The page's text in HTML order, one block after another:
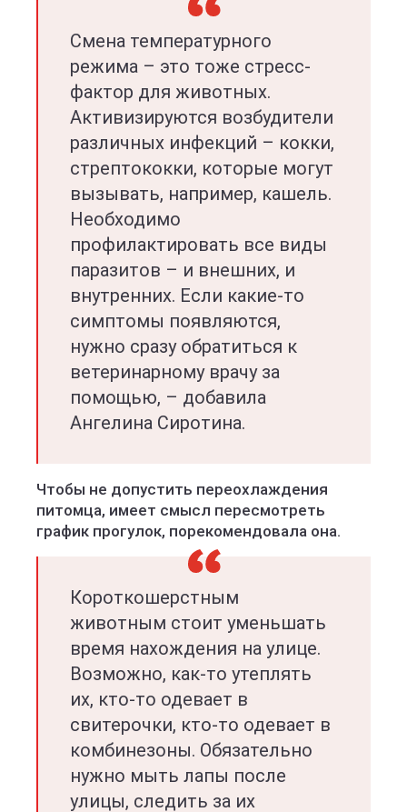
Смена температурного
режима – это тоже стресс-
фактор для животных.
Активизируются возбудители
различных инфекций – кокки,
стрептококки, которые могут
вызывать, например, кашель.
Необходимо
профилактировать все виды
паразитов – и внешних, и
внутренних. Если какие-то
симптомы появляются,
нужно сразу обратиться к
ветеринарному врачу за
помощью, – добавила
Ангелина Сиротина.
Чтобы не допустить переохлаждения
питомца, имеет смысл пересмотреть
график прогулок, порекомендовала она.
Короткошерстным
животным стоит уменьшать
время нахождения на улице.
Возможно, как-то утеплять
их, кто-то одевает в
свитерочки, кто-то одевает в
комбинезоны. Обязательно
нужно мыть лапы после
улицы, следить за их